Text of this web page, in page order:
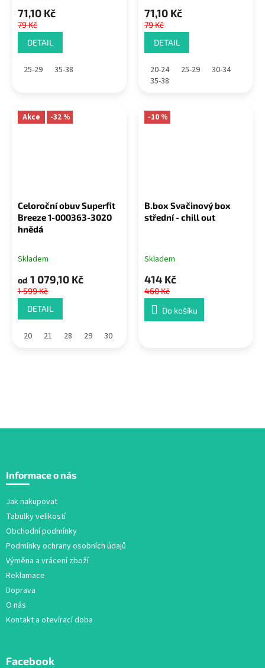
71,10 Kč
79 Kč
DETAIL
25-29 35-38
71,10 Kč
79 Kč
DETAIL
20-24 25-29
30-34
35-38
Akce -32 %
Celoroční obuv Superfit
Breeze 1-000363-3020
hnědá
Skladem
od 1 079,10 Kč
1 599 Kč
DETAIL
20 21 28 29 30
-10 %
B.box Svačinový box
střední - chill out
Skladem
414 Kč
460 Kč
Do košíku
p
Informace o nás
Jak nakupovat
Tabulky velikostí
Obchodní podmínky
Podmínky ochrany osobních údajů
Výměna a vrácení zboží
Reklamace
Doprava
O nás
Kontakt a otevírací doba
Facebook